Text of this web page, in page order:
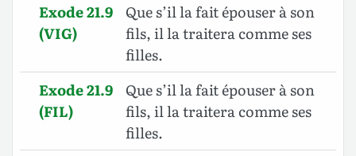
Exode 21.9
(VIG)
Que s’il la fait épouser à son
fils, il la traitera comme ses
filles.
Exode 21.9
(FIL)
Que s’il la fait épouser à son
fils, il la traitera comme ses
filles.